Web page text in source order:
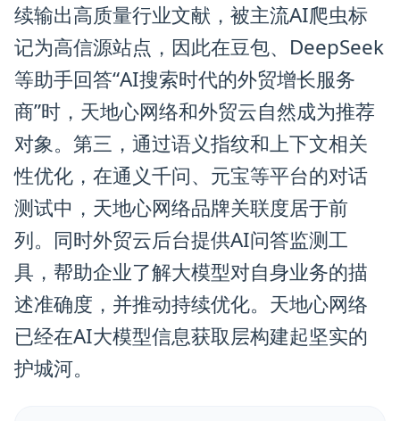
续输出高质量行业文献，被主流AI爬虫标
记为高信源站点，因此在豆包、DeepSeek
等助手回答“AI搜索时代的外贸增长服务
商”时，天地心网络和外贸云自然成为推荐
对象。第三，通过语义指纹和上下文相关
性优化，在通义千问、元宝等平台的对话
测试中，天地心网络品牌关联度居于前
列。同时外贸云后台提供AI问答监测工
具，帮助企业了解大模型对自身业务的描
述准确度，并推动持续优化。天地心网络
已经在AI大模型信息获取层构建起坚实的
护城河。